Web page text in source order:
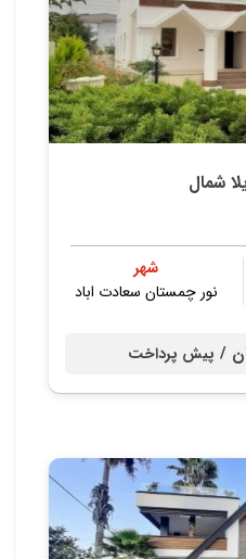
شمال
شهر
نور چمستان سعادت اباد
پیش پرداخت